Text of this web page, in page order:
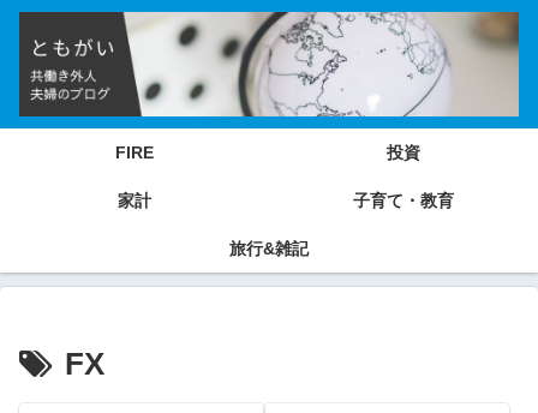
FIRE 投資
家計 子育て・教育
旅行&雑記
FX